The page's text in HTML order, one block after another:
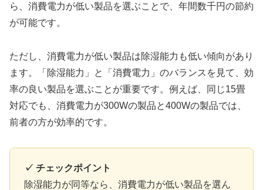
ら、消費電力が低い製品を選ぶことで、年間数千円の節約
が可能です。
ただし、消費電力が低い製品は除湿能力も低い傾向があり
ます。「除湿能力」と「消費電力」のバランスを見て、効
率の良い製品を選ぶことが重要です。例えば、同じ15畳
対応でも、消費電力が300Wの製品と400Wの製品では、
前者の方が効率的です。
✓ チェックポイント
除湿能力が同等なら、消費電力が低い製品を選ん